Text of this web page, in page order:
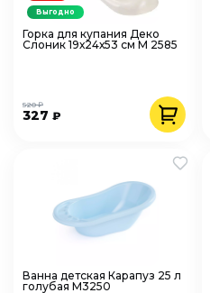
Горка для купания Деко
Слоник 19х24х53 см М 2585
327 ₽
520 ₽
Выгодно
Ванна детская Карапуз 25 л
голубая М3250